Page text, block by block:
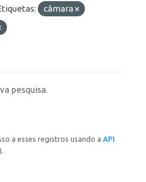
câmara
pesquisa.
a esses registros usando a API
).